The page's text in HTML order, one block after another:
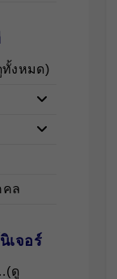
ทั้งหมด)
คล
เจอร์
ดู